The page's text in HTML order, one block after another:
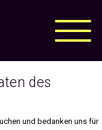
des
und bedanken uns für